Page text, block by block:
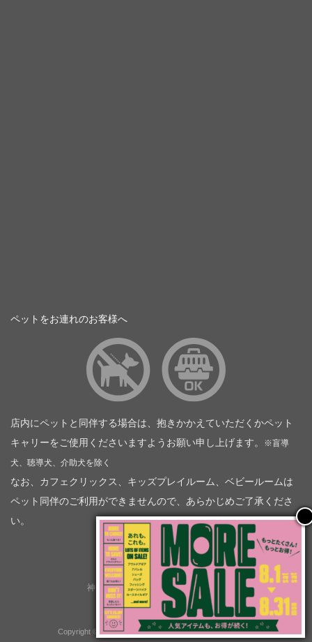
ペットをお連れのお客様へ
店内にペットと同伴する場合は、抱きかかえていただくかペット
キャリーをご使用くださいますようお願い申し上げます。
※盲導
犬、聴導犬、介助犬を除く
なお、カフェクリックス、キッズプレイルーム、ベビールームは
ペット同伴のご利用ができませんので、あらかじめご了承くださ
い。
神奈川トヨタ自動車（企業情報）
トヨタモビリティ神奈川
株式会社会社ＫＴグループ
Copyright © GOOD OPEN AIRS myX All Rights Reserved.